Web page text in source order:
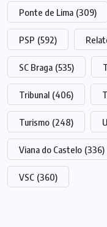
Ponte de Lima (309)
PSP (592)
SC Braga (535)
Tribunal (406)
Turismo (248)
Viana do Castelo (336)
VSC (360)